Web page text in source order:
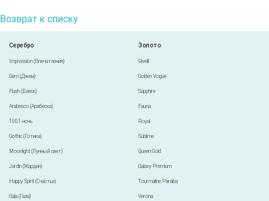
Возврат к списку
Серебро
Impression (Впечатления)
Gem (Джем)
Flash (Блеск)
Arabesco (Арабеска)
1001 ночь
Gothic (Готика)
Moonlight (Лунный свет)
Jardin (Жардин)
Happy Spirit (Счастье)
Gala (Гала)
Золото
Rivelli
Golden Vogue
Sapphire
Fauna
Royal
Sublime
Queen Gold
Galaxy Premium
Tourmaline Paraiba
Verona